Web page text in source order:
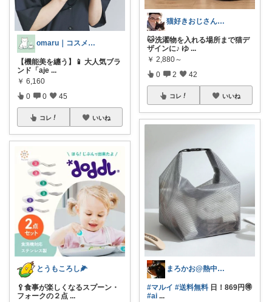
omaru｜コスメと大人女子の暮らし
【機能美を纏う】📱 大人気ブラ
ンド「aje ...
￥ 6,160
0 0 45
コレ いいね
とうもころし🌽
🥄食事が楽しくなるスプーン・
フォークの２点 ...
猫好きおじさんのインテリア雑貨
🐱洗濯物を入れる場所まで猫デ
ザインに♪ ゆ ...
￥ 2,880～
0 2 42
コレ いいね
まろかお@熱中注意🥵
#マルイ #送料無料 日！869円🉐
#ai ...